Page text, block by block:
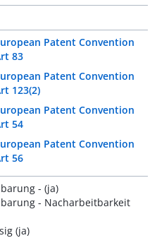
Patent Convention
83
Patent Convention
123(2)
Patent Convention
54
Patent Convention
56
- (ja)
- Nacharbeitbarkeit
(ja)